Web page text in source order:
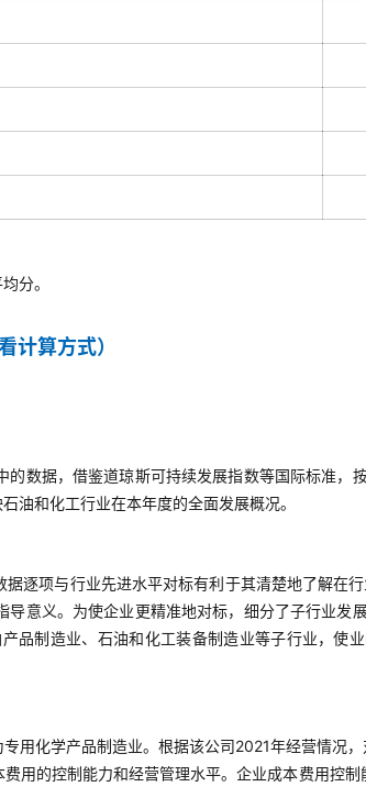
分。
计算方式）
数据，借鉴道琼斯可持续发展指数等国际标准，
油和化工行业在本年度的全面发展概况。
逐项与行业先进水平对标有利于其清楚地了解在
意义。为使企业更精准地对标，细分了子行业发
品制造业、石油和化工装备制造业等子行业，使
化学产品制造业。根据该公司2021年经营情况，
用的控制能力和经营管理水平。企业成本费用控